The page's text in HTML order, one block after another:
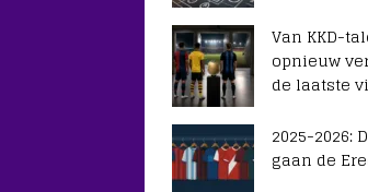
Van KKD-
opnieuw
de laatste
2025-2026:
gaan de